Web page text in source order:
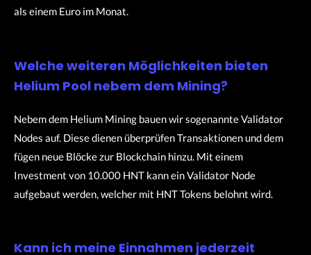
als einem Euro im Monat.
Welche weiteren Möglichkeiten bieten
Helium Pool nebem dem Mining?
Nebem dem Helium Mining bauen wir sogenannte Validator
Nodes auf. Diese dienen überprüfen Transaktionen und dem
fügen neue Blöcke zur Blockchain hinzu. Mit einem
Investment von 10.000 HNT kann ein Validator Node
aufgebaut werden, welcher mit HNT Tokens belohnt wird.
Kann ich meine Einnahmen jederzeit